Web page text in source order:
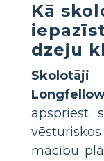
Kā
dzeju
apspriest
mācību